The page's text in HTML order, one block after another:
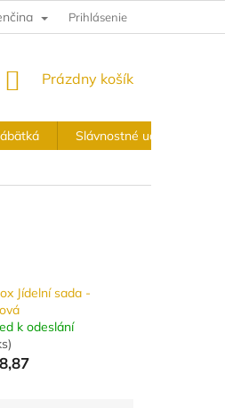
OBCHODNÉ
Prihlásenie
NÁKUPNÝ
Prázdny košík
Slávnostné udalosti
Jídelní sada -
k odeslání
)